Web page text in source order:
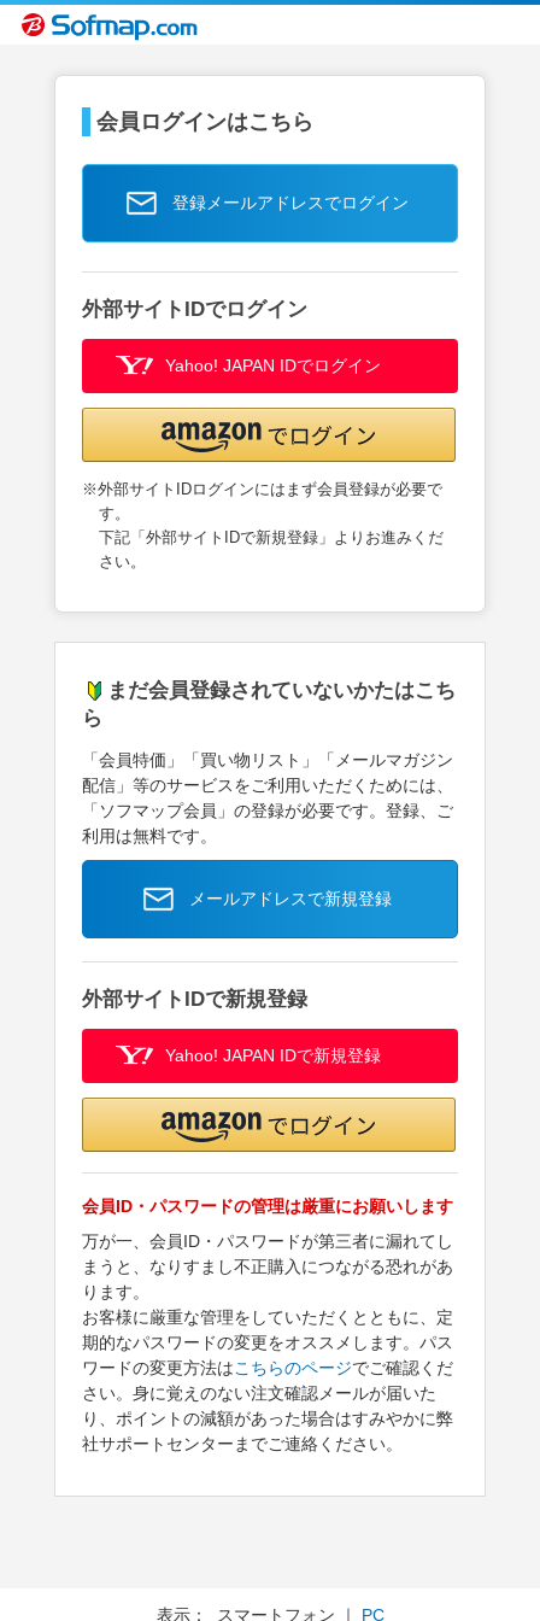
会員ログインはこちら
登録メールアドレスでログイン
外部サイトIDでログイン
Yahoo! JAPAN IDでログイン
※外部サイトIDログインにはまず会員登録が必要で
す。
下記「外部サイトIDで新規登録」よりお進みくだ
さい。
まだ会員登録されていないかたはこち
ら
「会員特価」「買い物リスト」「メールマガジン
配信」等のサービスをご利用いただくためには、
「ソフマップ会員」の登録が必要です。登録、ご
利用は無料です。
メールアドレスで新規登録
外部サイトIDで新規登録
Yahoo! JAPAN IDで新規登録
会員ID・パスワードの管理は厳重にお願いします
万が一、会員ID・パスワードが第三者に漏れてし
まうと、なりすまし不正購入につながる恐れがあ
ります。
お客様に厳重な管理をしていただくとともに、定
期的なパスワードの変更をオススメします。パス
ワードの変更方法はこちらのページでご確認くだ
さい。身に覚えのない注文確認メールが届いた
り、ポイントの減額があった場合はすみやかに弊
社サポートセンターまでご連絡ください。
表示： スマートフォン ｜ PC